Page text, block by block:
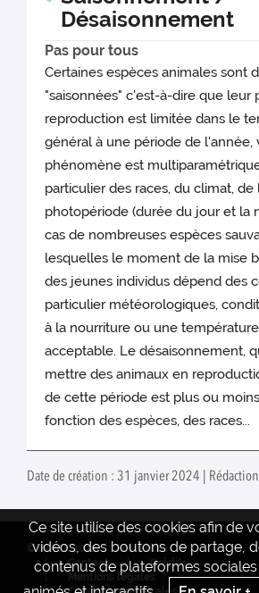
Désaisonnement
Pas pour tous
Certaines espèces animales sont
"saisonnées" c'est-à-dire que leur
reproduction est limitée dans le
général à une période de l'année,
phénomène est
particulier des races, du climat, de
photopériode (durée du jour et la
cas de nombreuses espèces
lesquelles le moment de la mise
des jeunes individus dépend des
particulier météorologiques,
à la nourriture ou une
acceptable. Le désaisonnement,
mettre des animaux en
de cette période est plus ou
fonction des espèces, des races...
Date de création : 31 janvier 2024 | Rédaction
Ce site utilise des cookies afin de
vidéos, des boutons de partage,
contenus de plateformes
© INRAE 2022
Actualités
Contact
Crédits
Mentions legales